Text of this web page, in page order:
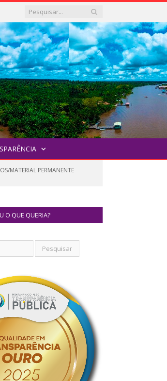
MATERIAL PERMANENTE
O QUE QUERIA?